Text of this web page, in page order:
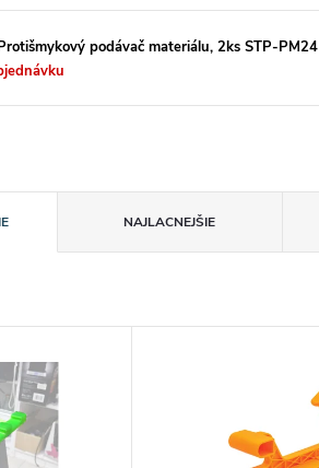
podávač materiálu, 2ks STP-PM24
NAJLACNEJŠIE